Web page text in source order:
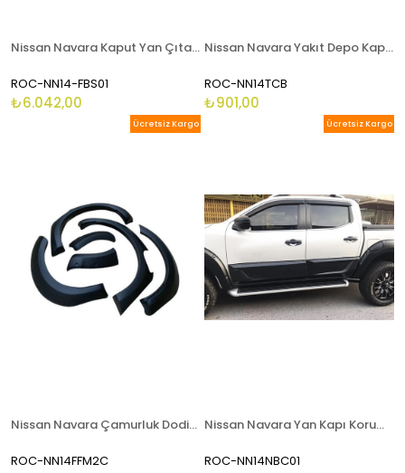
Nissan Navara Kaput Yan Çıta Seti Ledli Sinyalli 2015-2019
ROC-NN14-FBS01
₺6.042,00
Nissan Navara Yakıt Depo Kapağı Siyah Renk 2015 Ve Sonrası Np300
ROC-NN14TCB
₺901,00
Nissan Navara Çamurluk Dodik Seti 2015 Ve Sonrası Geniş Tip
ROC-NN14FFM2C
Ücretsiz Kargo
Nissan Navara Yan Kapı Koruma Kaplaması + Marşpiyel 2015-2019
ROC-NN14NBC01
Ücretsiz Kargo